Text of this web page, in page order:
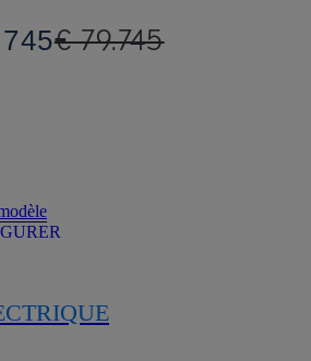
€ 79.745